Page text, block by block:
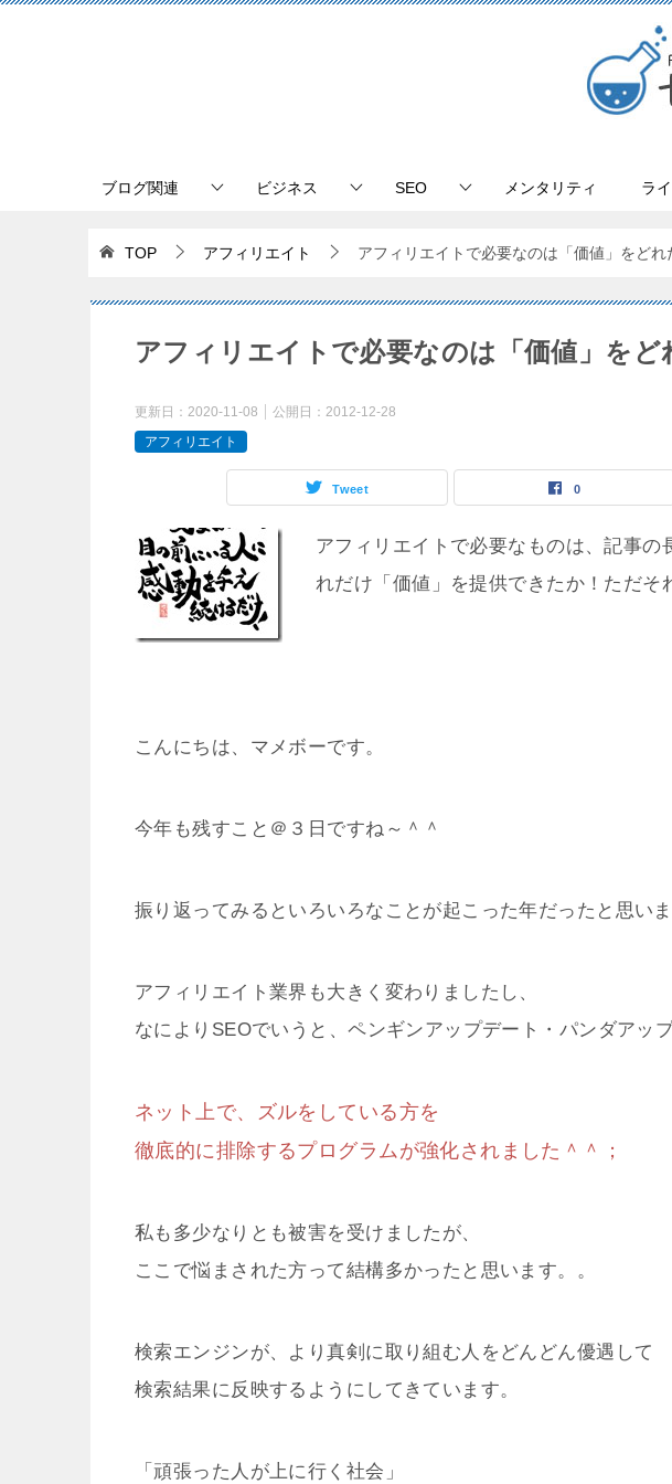
ブログ関連 ビジネス SEO メンタリティ ラ
TOP アフィリエイト アフィリエイトで必要なのは「価値」をどれ
アフィリエイトで必要なのは「価値」をど
更新日： 2020-11-08 公開日： 2012-12-28
アフィリエイト
Tweet 0
アフィリエイトで必要なものは、記事
れだけ「価値」を提供できたか！ただそ
こんにちは、マメボーです。
今年も残すこと＠３日ですね～＾＾
振り返ってみるといろいろなことが起こった年だったと思いま
アフィリエイト業界も大きく変わりましたし、
なによりSEOでいうと、ペンギンアップデート・パンダアッ
ネット上で、ズルをしている方を
徹底的に排除するプログラムが強化されました＾＾；
私も多少なりとも被害を受けましたが、
ここで悩まされた方って結構多かったと思います。。
検索エンジンが、より真剣に取り組む人をどんどん優遇して
検索結果に反映するようにしてきています。
「頑張った人が上に行く社会」